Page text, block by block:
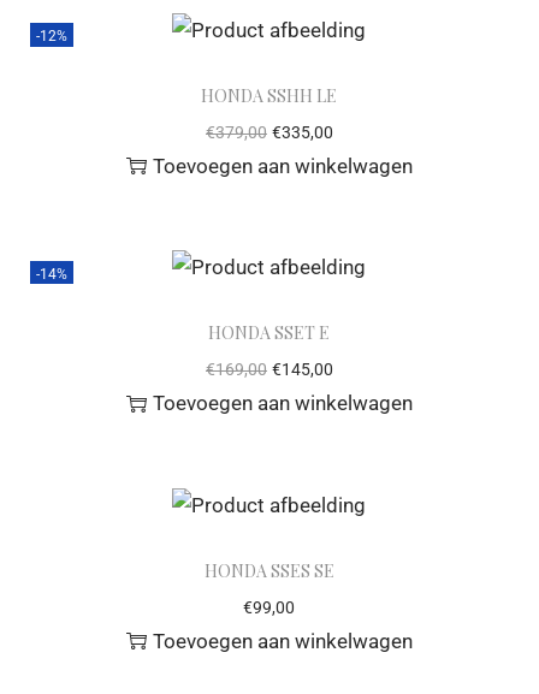
-12%
HONDA SSHH LE
€379,00 €335,00
Toevoegen aan winkelwagen
-14%
HONDA SSET E
€169,00 €145,00
Toevoegen aan winkelwagen
HONDA SSES SE
€99,00
Toevoegen aan winkelwagen